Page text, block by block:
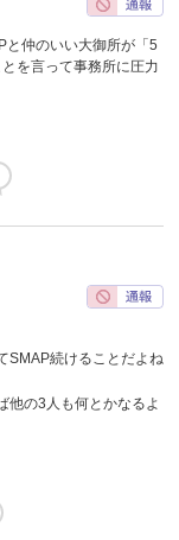
と仲のいい大御所が「5
を言って事務所に圧力
SMAP続けることだよね
他の3人も何とかなるよ